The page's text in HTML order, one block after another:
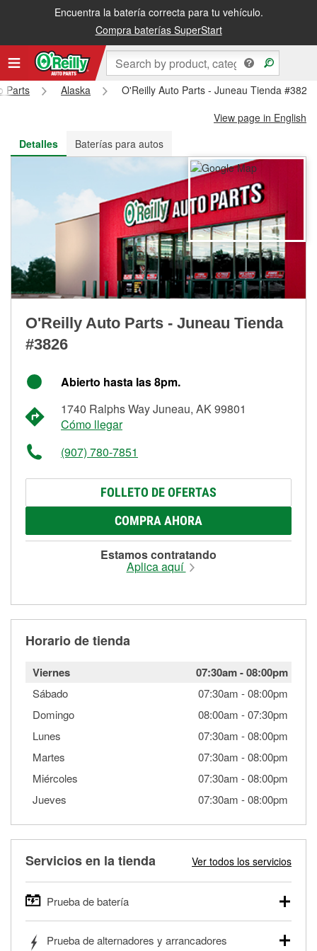
Encuentra la batería correcta para tu vehículo.
Compra baterías SuperStart
Recibe tu orden gratis al día siguiente o recógela en la tienda
Parts Alaska
O'Reilly Auto Parts - Juneau Tienda #3826
View page in English
Detalles
Baterías para autos
O'Reilly Auto Parts - Juneau Tienda
#3826
Abierto hasta las 8pm.
1740 Ralphs Way Juneau, AK 99801
Cómo llegar
(907) 780-7851
FOLLETO DE OFERTAS
COMPRA AHORA
Estamos contratando
Aplica aquí
Horario de tienda
Viernes 07:30am-08:00pm
Sábado 07:30am -08:00pm
Domingo
08:00am -07:30pm
Lunes
07:30am -08:00pm
Martes
07:30am -08:00pm
Miércoles
07:30am -08:00pm
Jueves
07:30am -08:00pm
Servicios en la tienda Ver todos los servicios
Prueba de batería
autos, camionetas, SUVs, vehículos comerciales y
Prueba de alternadores y arrancadores